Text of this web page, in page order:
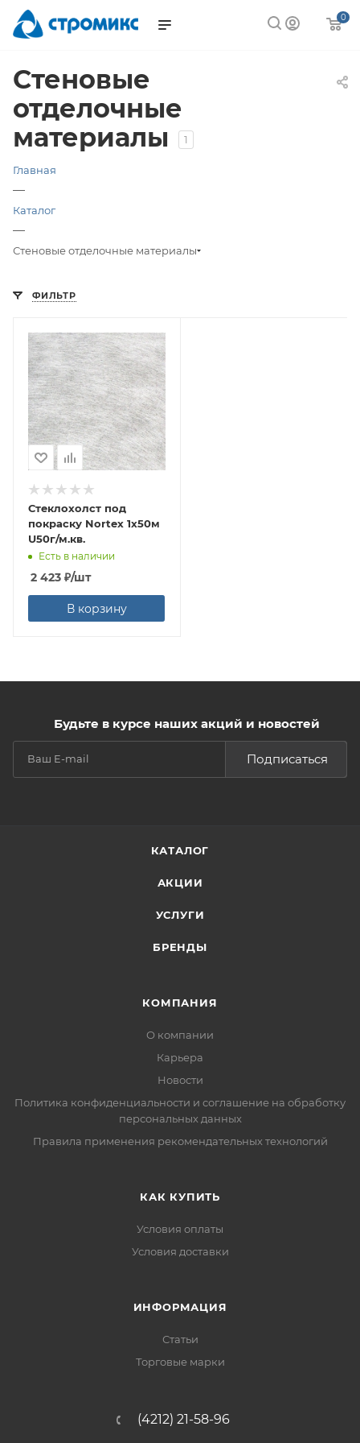
0
Стеновые
отделочные
материалы
1
Главная
—
Каталог
—
Стеновые отделочные материалы
ФИЛЬТР
Стеклохолст под
покраску Nortex 1х50м
U50г/м.кв.
Есть в наличии
2 423 ₽/шт
В корзину
Будьте в курсе наших акций и новостей
Подписаться
КАТАЛОГ
АКЦИИ
УСЛУГИ
БРЕНДЫ
КОМПАНИЯ
О компании
Карьера
Новости
Политика конфиденциальности и соглашение на обработку
персональных данных
Правила применения рекомендательных технологий
КАК КУПИТЬ
Условия оплаты
Условия доставки
ИНФОРМАЦИЯ
Статьи
Торговые марки
(4212) 21-58-96